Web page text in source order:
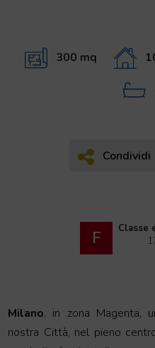
300 mq
Condividi
Condividi
F Classe
Milano, in zona Magenta,
nostra Città, nel pieno